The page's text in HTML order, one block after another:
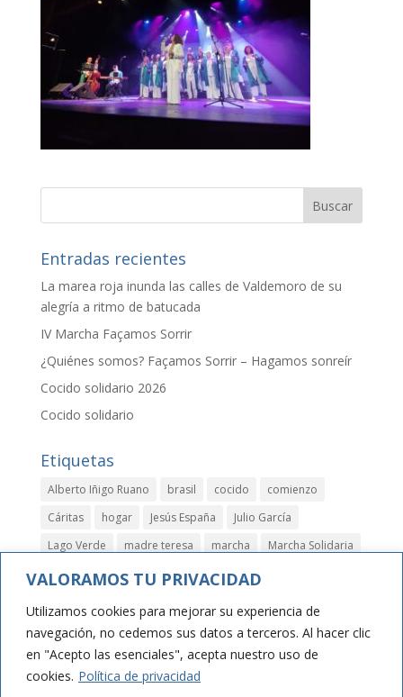
VALORAMOS TU PRIVACIDAD
Utilizamos cookies para mejorar su experiencia de
navegación, no cedemos sus datos a terceros. Al hacer clic
en "Acepto las esenciales", acepta nuestro uso de
cookies. Política de privacidad
Entradas recientes
La marea roja inunda las calles de Valdemoro de su
alegría a ritmo de batucada
IV Marcha Façamos Sorrir
¿Quiénes somos? Façamos Sorrir – Hagamos sonreír
Cocido solidario 2026
Cocido solidario
Etiquetas
Alberto Iñigo Ruano brasil cocido
comienzo
Cáritas
hogar Jesús España
Julio García
Lago Verde
madre teresa marcha
Marcha Solidaria
niños
papeletas parla rastrillo